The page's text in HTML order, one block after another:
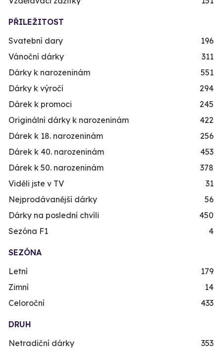
PŘILEŽITOST
Svatební dary
196
Vánoční dárky
311
Dárky k narozeninám
551
Dárky k výročí
294
Dárek k promoci
245
Originální dárky k narozeninám
422
Dárek k 18. narozeninám
256
Dárek k 40. narozeninám
453
Dárek k 50. narozeninám
378
Viděli jste v TV
31
Nejprodávanější dárky
56
Dárky na poslední chvíli
450
Sezóna F1
4
SEZÓNA
Letní
179
Zimní
14
Celoroční
433
DRUH
Netradiční dárky
353